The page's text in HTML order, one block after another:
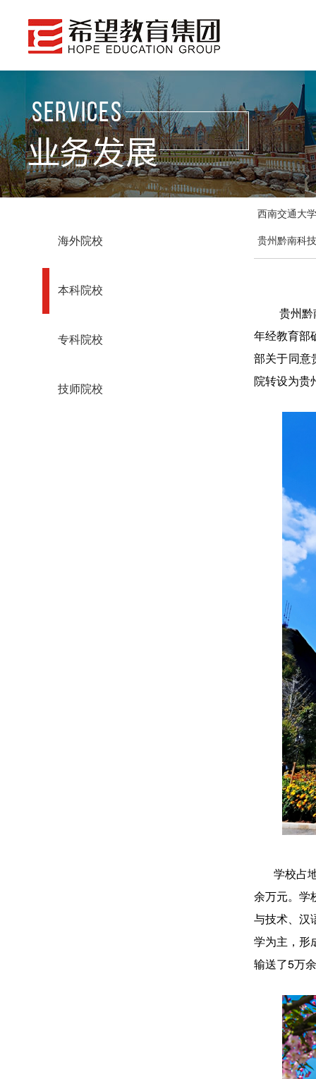
海外院校
本科院校
专科院校
技师院校
西南交通大
贵州黔南科
贵州
年经教育部
部关于同意
院转设为贵
学校占
余万元。学
与技术、汉
学为主，形
输送了5万